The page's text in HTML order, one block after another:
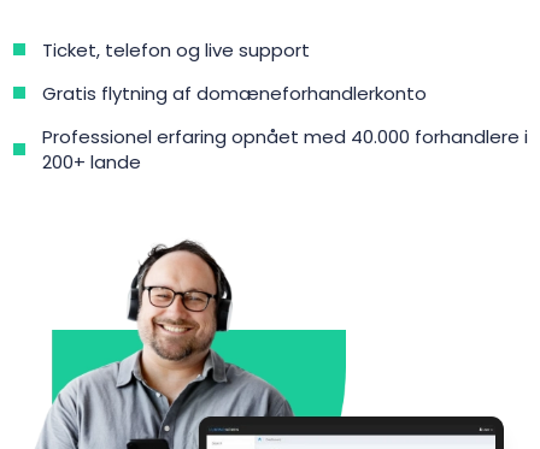
Ticket, telefon og live support
Gratis flytning af domæneforhandlerkonto
Professionel erfaring opnået med 40.000 forhandlere i
200+ lande